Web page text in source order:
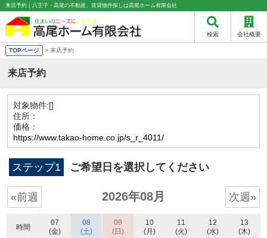
来店予約｜八王子・高尾の不動産、賃貸物件探しは高尾ホーム有限会社
検索 会社概要
TOPページ > 来店予約
来店予約
対象物件:[]
住所：
価格：
https://www.takao-home.co.jp/s_r_4011/
ステップ1 ご希望日を選択してください
«前週 2026年08月 次週»
時間
07
(金)
08
(土)
09
(日)
10
(月)
11
(火)
12
(水)
13
(木)